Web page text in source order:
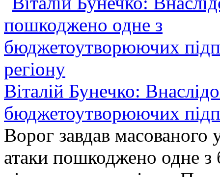
Віталій Бунечко:
бюджетоутворюючих
Ворог завдав масованого
атаки пошкоджено одне